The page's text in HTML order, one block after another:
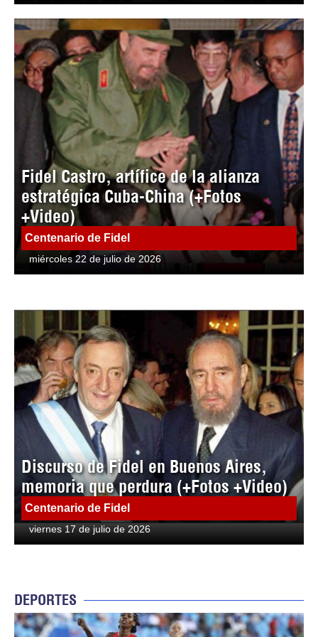
Fidel Castro, artífice de la alianza
estratégica Cuba-China (+Fotos
+Video)
Centenario de Fidel
miércoles 22 de julio de 2026
Discurso de Fidel en Buenos Aires,
memoria que perdura (+Fotos +Video)
Centenario de Fidel
viernes 17 de julio de 2026
DEPORTES